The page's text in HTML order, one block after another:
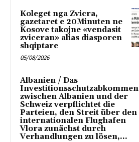
Koleget nga Zvicra,
gazetaret e 20Minuten ne
Kosove takojne «vendasit
zviceran» alias diasporen
shqiptare
05/08/2026
Albanien / Das
Investitionsschutzabkommen
zwischen Albanien und der
Schweiz verpflichtet die
Parteien, den Streit über den
internationalen Flughafen
Vlora zunächst durch
Verhandlungen zu lösen,...